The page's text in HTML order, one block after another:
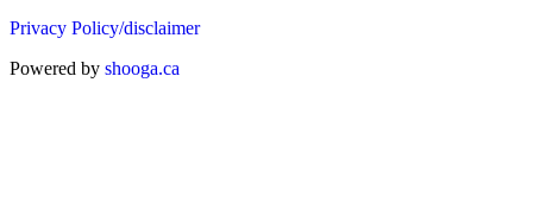
Privacy Policy/disclaimer
Powered by shooga.ca